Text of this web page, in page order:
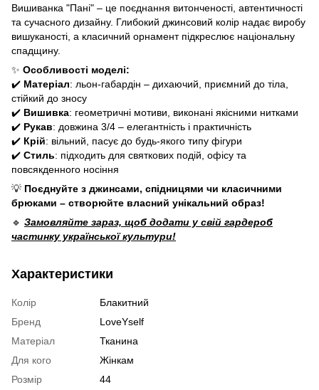
Вишиванка "Пані" – це поєднання витонченості, автентичності
та сучасного дизайну. Глибокий джинсовий колір надає виробу
вишуканості, а класичний орнамент підкреслює національну
спадщину.
✨ Особливості моделі:
✔️ Матеріал: льон-габардін – дихаючий, приємний до тіла,
стійкий до зносу
✔️ Вишивка: геометричні мотиви, виконані якісними нитками
✔️ Рукав: довжина 3/4 – елегантність і практичність
✔️ Крій: вільний, пасує до будь-якого типу фігури
✔️ Стиль: підходить для святкових подій, офісу та
повсякденного носіння
💡 Поєднуйте з джинсами, спідницями чи класичними
брюками – створюйте власний унікальний образ!
🔹 Замовляйте зараз, щоб додати у свій гардероб
частинку української культури!
Характеристики
Колір
Блакитний
Бренд
LoveYself
Матеріал
Тканина
Для кого
Жінкам
Розмір
44